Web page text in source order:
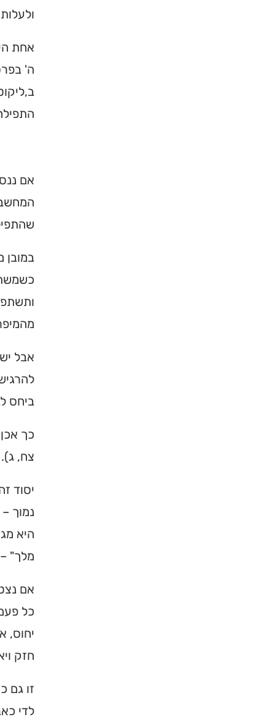
אחת
ה'
אם
אבל
ביחס
כך
צח,
יסוד
נמוך
היא
מלך"
אם
כל
יחוס,
חזק
זו גם
לדי
מחפשים
מוסד
ברסלב בארץ
תורה, כתובות